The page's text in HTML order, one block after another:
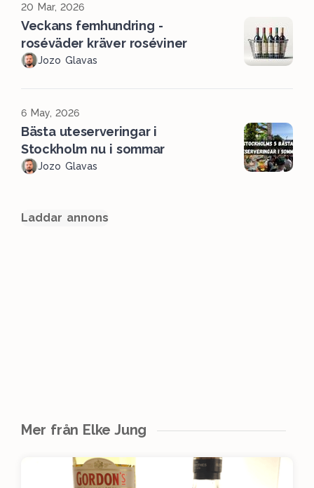
20 Mar, 2026
Veckans femhundring -
roséväder kräver roséviner
Jozo Glavas
6 May, 2026
Bästa uteserveringar i
Stockholm nu i sommar
Jozo Glavas
Laddar annons
Mer från Elke Jung